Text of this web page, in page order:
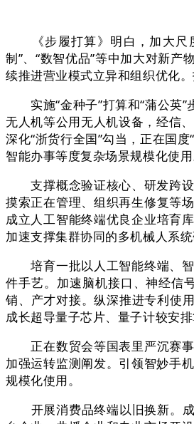
《步履打算》明白，加大尺度
制”、“数智优品”等中加大对新
续推进营业模式立异和组织优化
实施“金种子”打算和“蒲公英”
无人机等公用无人机设备，经信
深化“浙货行全国”勾当，正在国
智能办事等度复杂场景规模化使
支撑概念验证核心、研发跨设
摸索正在管理、组织再生修复等
成立人工智能终端优良企业培育
加速支撑集群协同的多机械人系
培育一批以人工智能终端、智
件手艺。加速脑机接口、神经信
销、产才对接。纵深推进专利使
成长超导量子芯片、量子计较安
正在数贸会等国表里严沉赛事
加强运转监测阐发。引领智妙手
规模化使用。
开展消费品终端以旧换新。成